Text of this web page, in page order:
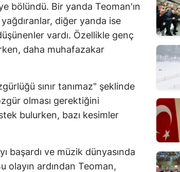
bölündü. Bir yanda Teoman'ın
diğer yanda ise
vardı. Özellikle genç
daha muhafazakar
sınır tanımaz" şeklinde
olması gerektiğini
bulurken, bazı kesimler
başardı ve müzik dünyasında
olayın ardından Teoman,